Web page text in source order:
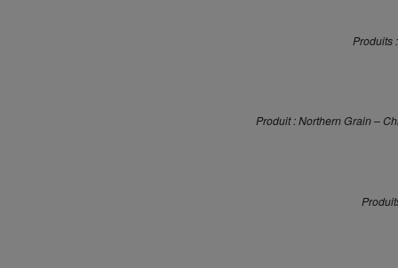
Produits
Produit : Northern Grain –